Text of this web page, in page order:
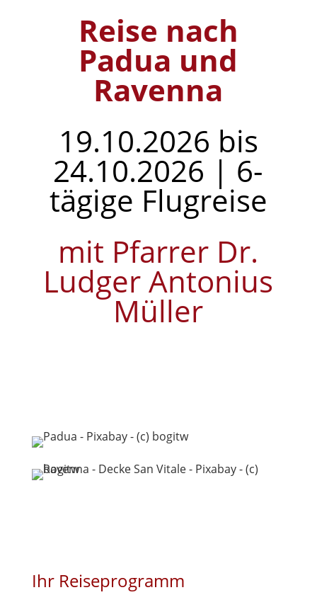
Reise nach
Padua und
Ravenna
19.10.2026 bis
24.10.2026 | 6-
tägige Flugreise
mit Pfarrer Dr.
Ludger Antonius
Müller
Ihr Reiseprogramm